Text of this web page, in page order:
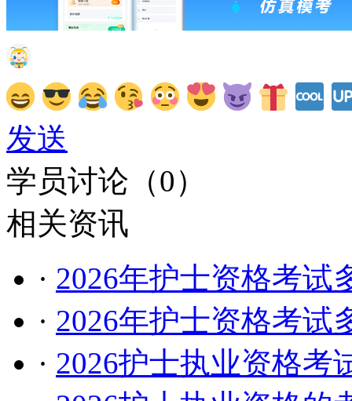
发送
学员讨论（0）
相关资讯
· 2026年护士资格考试
· 2026年护士资格考试
· 2026护士执业资格考